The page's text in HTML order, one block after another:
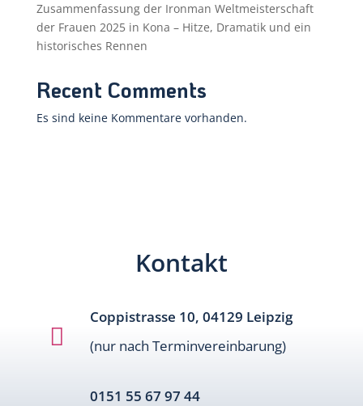
Zusammenfassung der Ironman Weltmeisterschaft
der Frauen 2025 in Kona – Hitze, Dramatik und ein
historisches Rennen
Recent Comments
Es sind keine Kommentare vorhanden.
Kontakt

Coppistrasse 10, 04129 Leipzig
(nur nach Terminvereinbarung)
0151 55 67 97 44